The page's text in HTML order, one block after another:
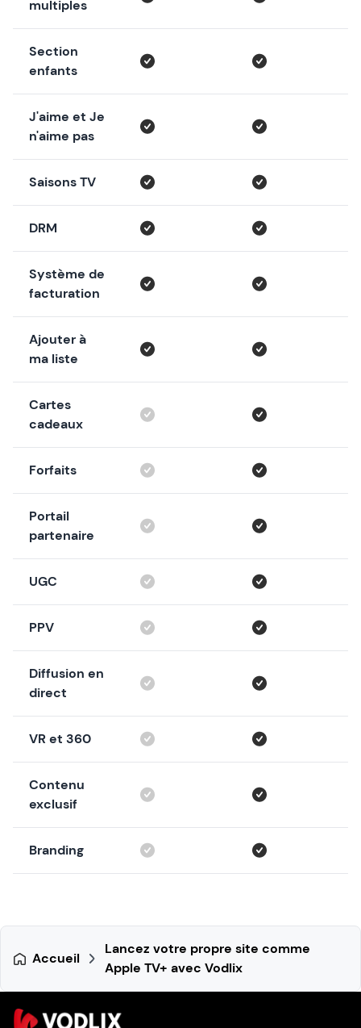
multiples
Section
enfants
J'aime et Je
n'aime pas
Saisons TV
DRM
Système de
facturation
Ajouter à
ma liste
Cartes
cadeaux
Forfaits
Portail
partenaire
UGC
PPV
Diffusion en
direct
VR et 360
Contenu
exclusif
Branding
Accueil
Lancez votre propre site comme
Apple TV+ avec Vodlix